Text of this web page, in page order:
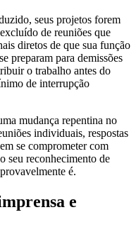
seus projetos forem
de reuniões que
diretos de que sua função
preparam para demissões
o trabalho antes do
de interrupção
mudança repentina no
individuais, respostas
se comprometer com
seu reconhecimento de
é.
e